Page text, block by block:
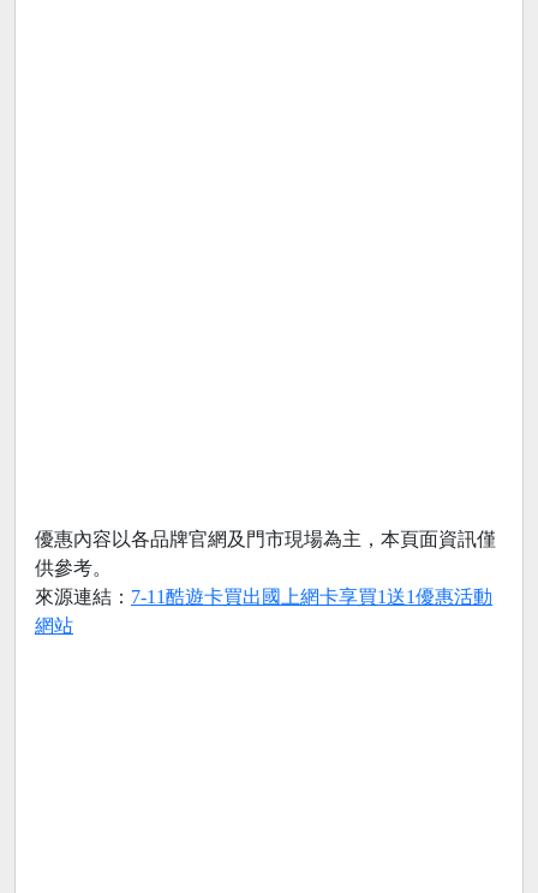
優惠內容以各品牌官網及門市現場為主，本頁面資訊僅
供參考。
來源連結： 7-11酷遊卡買出國上網卡享買1送1優惠活動
網站